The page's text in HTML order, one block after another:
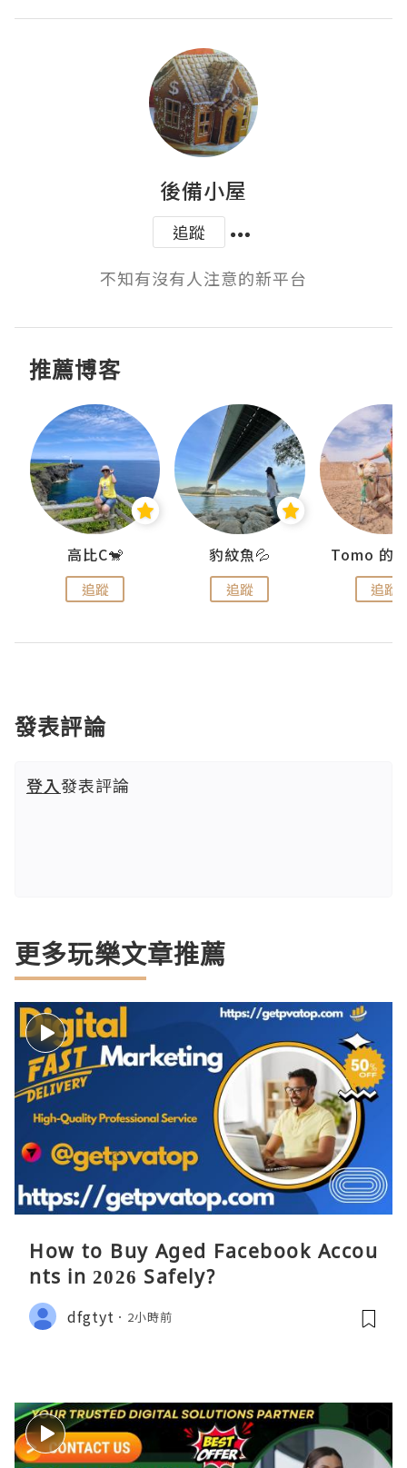
後備小屋
追蹤
不知有沒有人注意的新平台
推薦博客
高比C🐒
追蹤
豹紋魚💦
追蹤 追蹤
發表評論
登入發表評論
更多玩樂文章推薦
How to Buy Aged Facebook Accou
nts in 2026 Safely?
dfgtyt 2小時前